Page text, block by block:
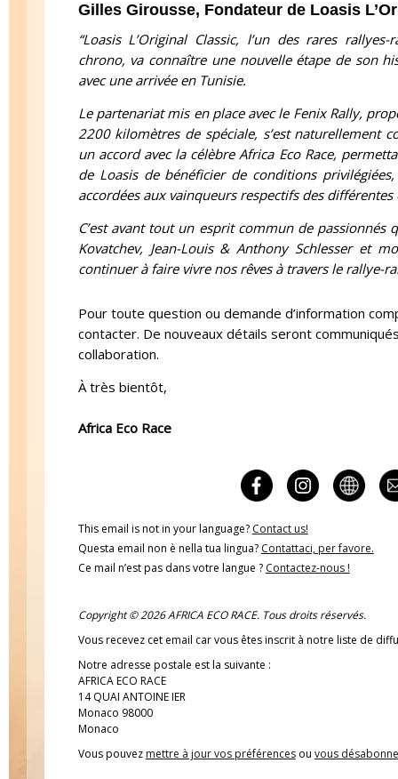
Gilles Girousse, Fondateur de Loasis
“Loasis L’Original Classic, l’un des rares
chrono, va connaître une nouvelle étape de son
avec une arrivée en Tunisie.
Le partenariat mis en place avec le Fenix Rally,
2200 kilomètres de spéciale, s’est naturellement
un accord avec la célèbre Africa Eco Race,
de Loasis de bénéficier de conditions
accordées aux vainqueurs respectifs des différentes
C’est avant tout un esprit commun de
Kovatchev, Jean-Louis & Anthony Schlesser et
continuer à faire vivre nos rêves à travers le rallye-
Pour toute question ou demande d’information
contacter. De nouveaux détails seront
collaboration.
À très bientôt,
Africa Eco Race
This email is not in your language? Contact us!
Questa email non è nella tua lingua? Contattaci, per favore.
Ce mail n’est pas dans votre langue ? Contactez-nous !
Copyright © 2026 AFRICA ECO RACE. Tous droits réservés.
Vous recevez cet email car vous êtes inscrit à notre liste de
Notre adresse postale est la suivante :
AFRICA ECO RACE
14 QUAI ANTOINE IER
Monaco 98000
Monaco
Vous pouvez mettre à jour vos préférencesou vous